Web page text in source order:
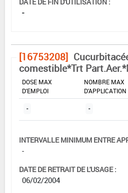
-
[16753208]
comestible*Trt
DOSE MAX
D'EMPLOI
NOMBRE MAX
D'APPLICATION
- -
INTERVALLE MINIMUM ENTRE
-
DATE DE RETRAIT DE L'USAGE :
06/02/2004